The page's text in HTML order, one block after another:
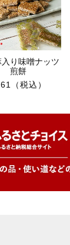
り味噌ナッツ
煎餅
（税込）